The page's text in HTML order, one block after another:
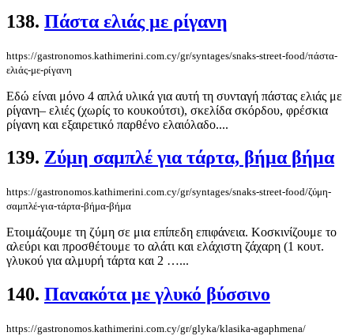
138. Πάστα ελιάς με ρίγανη
https://gastronomos.kathimerini.com.cy/gr/syntages/snaks-street-food/πάστα-
ελιάς-με-ρίγανη
Εδώ είναι μόνο 4 απλά υλικά για αυτή τη συνταγή πάστας ελιάς με
ρίγανη– ελιές (χωρίς το κουκούτσι), σκελίδα σκόρδου, φρέσκια
ρίγανη και εξαιρετικό παρθένο ελαιόλαδο....
139. Ζύμη σαμπλέ για τάρτα, βήμα βήμα
https://gastronomos.kathimerini.com.cy/gr/syntages/snaks-street-food/ζύμη-
σαμπλέ-για-τάρτα-βήμα-βήμα
Ετοιμάζουμε τη ζύμη σε μια επίπεδη επιφάνεια. Κοσκινίζουμε το
αλεύρι και προσθέτουμε το αλάτι και ελάχιστη ζάχαρη (1 κουτ.
γλυκού για αλμυρή τάρτα και 2 …...
140. Πανακότα με γλυκό βύσσινο
https://gastronomos.kathimerini.com.cy/gr/glyka/klasika-agaphmena/